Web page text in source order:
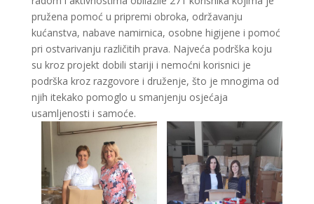
pružena pomoć u pripremi obroka, održavanju
kućanstva, nabave namirnica, osobne higijene i pomoć
pri ostvarivanju različitih prava. Najveća podrška koju
su kroz projekt dobili stariji i nemoćni korisnici je
podrška kroz razgovore i druženje, što je mnogima od
njih itekako pomoglo u smanjenju osjećaja
usamljenosti i samoće.